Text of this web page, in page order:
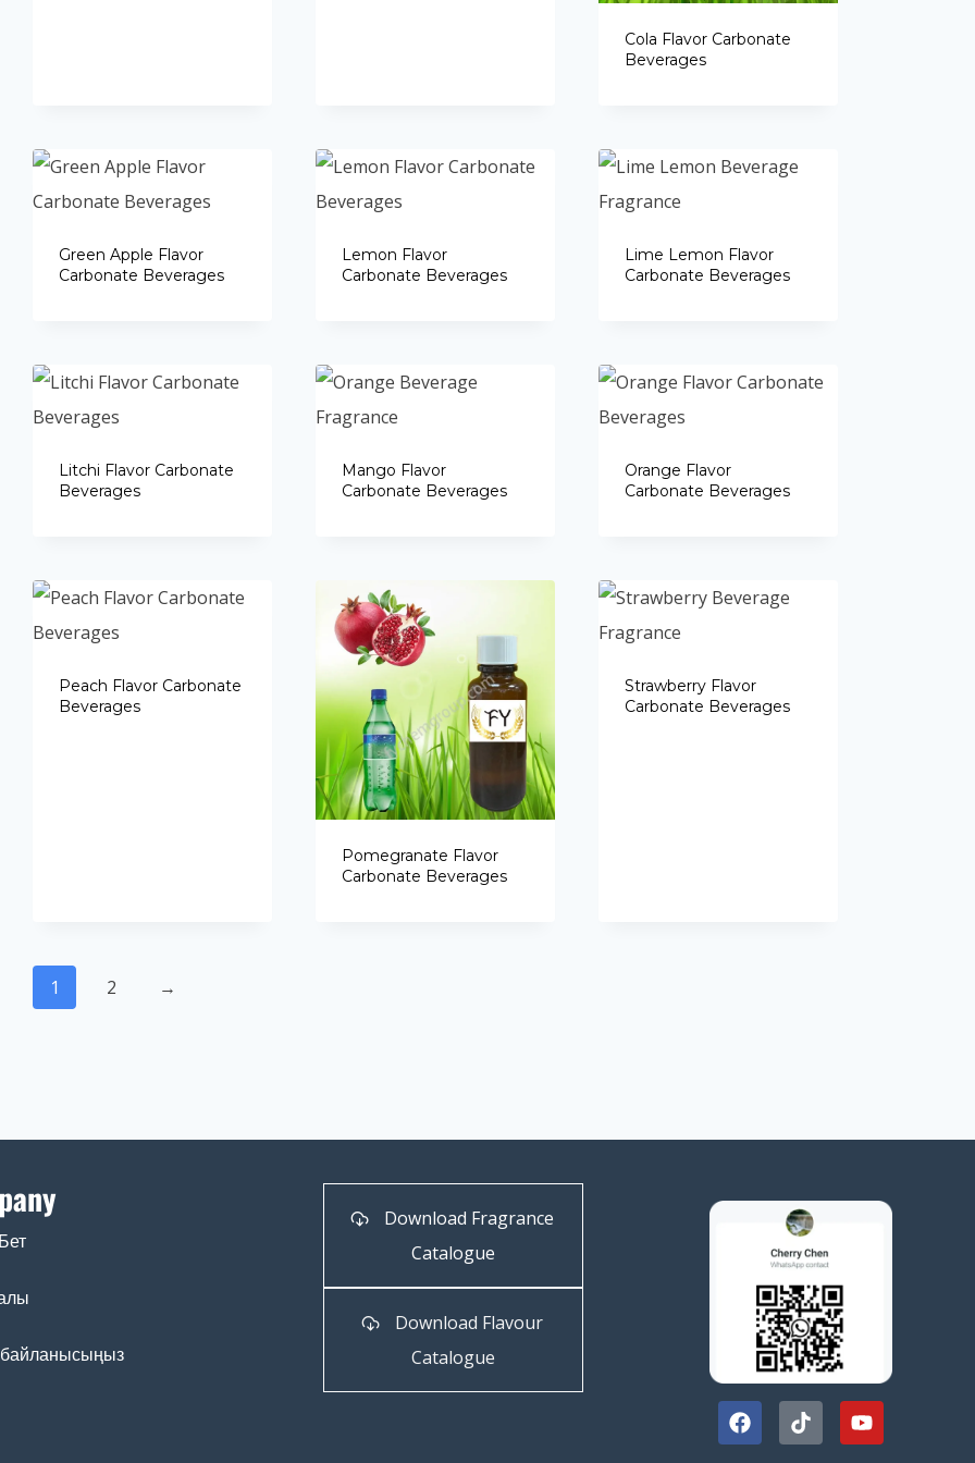
Cola Flavor Carbonate
Beverages
Green Apple Flavor
Carbonate Beverages
Lemon Flavor
Carbonate Beverages
Lime Lemon Flavor
Carbonate Beverages
Litchi Flavor Carbonate
Beverages
Mango Flavor
Carbonate Beverages
Orange Flavor
Carbonate Beverages
Peach Flavor Carbonate
Beverages
Pomegranate Flavor
Carbonate Beverages
Strawberry Flavor
Carbonate Beverages
1 2 →
байланысыңыз
Download Fragrance
Catalogue
Download Flavour
Catalogue
Portuguese
Spanish (Colombia)